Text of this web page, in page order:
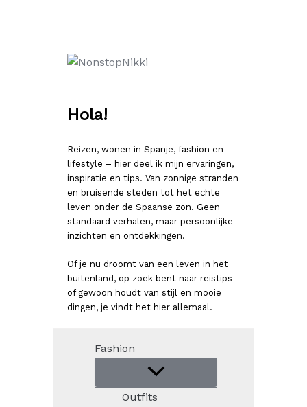
Hola!
Reizen, wonen in Spanje, fashion en
lifestyle – hier deel ik mijn ervaringen,
inspiratie en tips. Van zonnige stranden
en bruisende steden tot het echte
leven onder de Spaanse zon. Geen
standaard verhalen, maar persoonlijke
inzichten en ontdekkingen.
Of je nu droomt van een leven in het
buitenland, op zoek bent naar reistips
of gewoon houdt van stijl en mooie
dingen, je vindt het hier allemaal.
Fashion
Outfits